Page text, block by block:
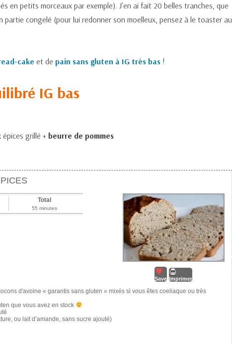
en petits morceaux par exemple). J’en ai fait 20 belles tranches, que
partie congelé (pour lui redonner son moelleux, pensez à le toaster au
cake et de pain sans gluten à IG très bas !
IG bas
grillé + beurre de pommes
Save Imprimer
Total
55 minutes
d'avoine « garantis sans gluten » mixés si vous êtes coeliaque ou très
que vous avez en stock
ou lait d’amande, sans sucre ajouté)